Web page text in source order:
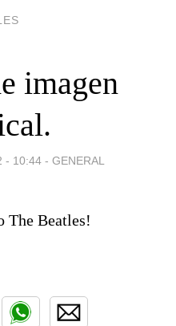
imagen
- 10:44 - GENERAL
The Beatles!